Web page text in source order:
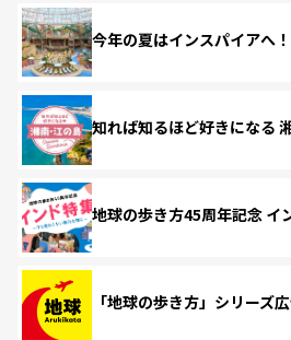
今年の夏はインスパイアへ！
知れば知るほど好きになる
地球の歩き方45周年記念 イ
「地球の歩き方」シリーズ